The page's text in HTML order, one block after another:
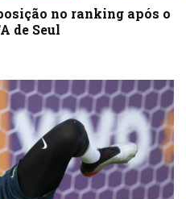
no ranking após o
de Seul